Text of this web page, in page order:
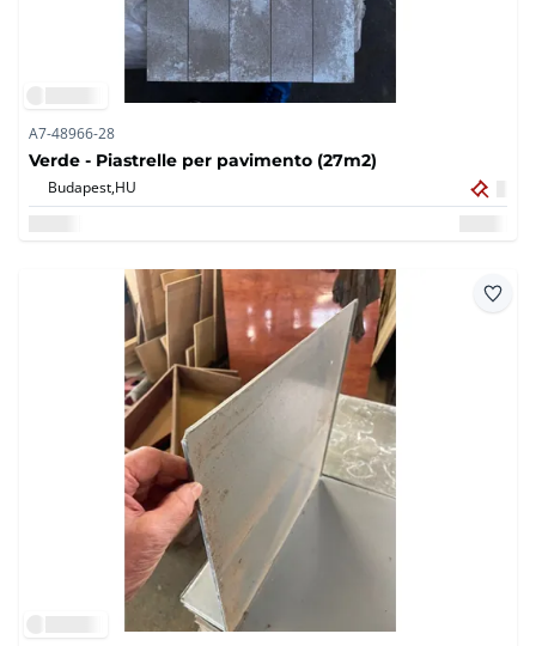
A7-48966-28
Verde - Piastrelle per pavimento (27m2)
Budapest,HU